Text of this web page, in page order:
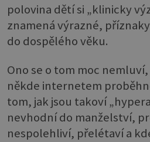
polovina dětí si „klinicky
znamená výrazné,
do dospělého věku.
Ono se o tom moc
někde internetem
tom, jak jsou takoví
nevhodní do manželství,
nespolehliví, přelétaví a